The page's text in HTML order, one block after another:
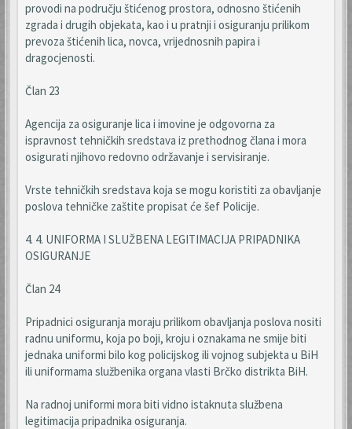
provodi na području štićenog prostora, odnosno štićenih
zgrada i drugih objekata, kao i u pratnji i osiguranju prilikom
prevoza štićenih lica, novca, vrijednosnih papira i
dragocjenosti.
Član 23
Agencija za osiguranje lica i imovine je odgovorna za
ispravnost tehničkih sredstava iz prethodnog člana i mora
osigurati njihovo redovno održavanje i servisiranje.
Vrste tehničkih sredstava koja se mogu koristiti za obavljanje
poslova tehničke zaštite propisat će šef Policije.
4. 4. UNIFORMA I SLUŽBENA LEGITIMACIJA PRIPADNIKA
OSIGURANJE
Član 24
Pripadnici osiguranja moraju prilikom obavljanja poslova nositi
radnu uniformu, koja po boji, kroju i oznakama ne smije biti
jednaka uniformi bilo kog policijskog ili vojnog subjekta u BiH
ili uniformama službenika organa vlasti Brčko distrikta BiH.
Na radnoj uniformi mora biti vidno istaknuta službena
legitimacija pripadnika osiguranja.